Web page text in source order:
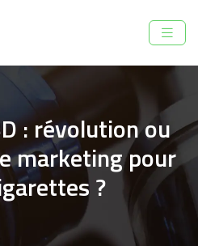
: révolution ou
marketing pour
?